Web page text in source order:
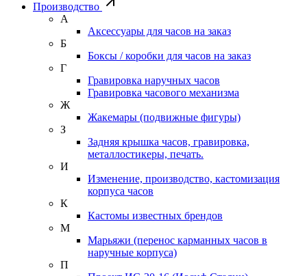
Производство
А
Аксессуары для часов на заказ
Б
Боксы / коробки для часов на заказ
Г
Гравировка наручных часов
Гравировка часового механизма
Ж
Жакемары (подвижные фигуры)
З
Задняя крышка часов, гравировка,
металлостикеры, печать.
И
Изменение, производство, кастомизация
корпуса часов
К
Кастомы известных брендов
М
Марьяжи (перенос карманных часов в
наручные корпуса)
П